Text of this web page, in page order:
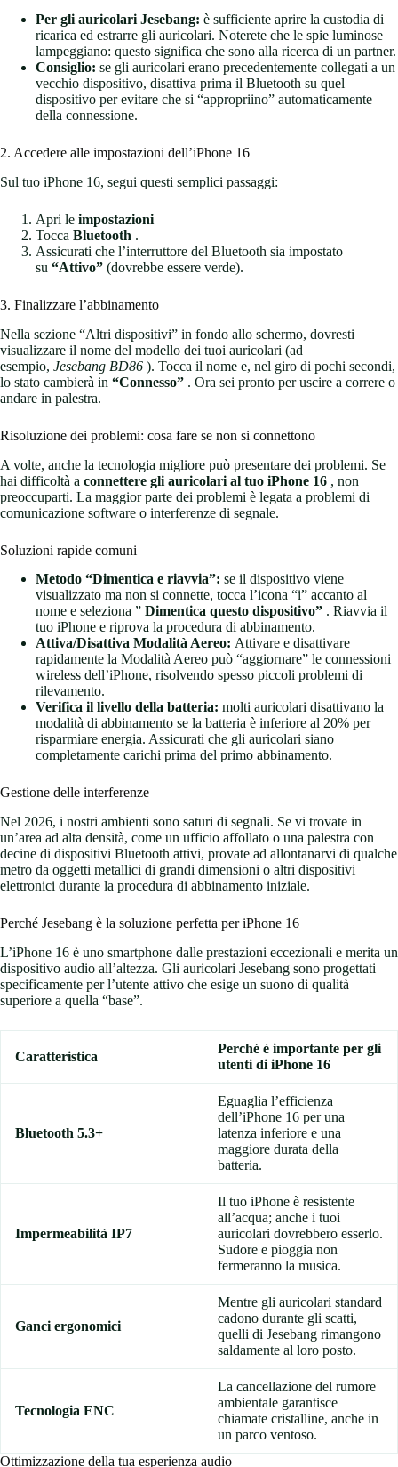
Per gli auricolari Jesebang: è sufficiente aprire la custodia di
ricarica ed estrarre gli auricolari. Noterete che le spie luminose
lampeggiano: questo significa che sono alla ricerca di un partner.
Consiglio: se gli auricolari erano precedentemente collegati a un
vecchio dispositivo, disattiva prima il Bluetooth su quel
dispositivo per evitare che si “appropriino” automaticamente
della connessione.
2. Accedere alle impostazioni dell’iPhone 16
Sul tuo iPhone 16, segui questi semplici passaggi:
Apri le impostazioni
Tocca Bluetooth .
Assicurati che l’interruttore del Bluetooth sia impostato
su “Attivo” (dovrebbe essere verde).
3. Finalizzare l’abbinamento
Nella sezione “Altri dispositivi” in fondo allo schermo, dovresti
visualizzare il nome del modello dei tuoi auricolari (ad
esempio, Jesebang BD86 ). Tocca il nome e, nel giro di pochi secondi,
lo stato cambierà in “Connesso” . Ora sei pronto per uscire a correre o
andare in palestra.
Risoluzione dei problemi: cosa fare se non si connettono
A volte, anche la tecnologia migliore può presentare dei problemi. Se
hai difficoltà a connettere gli auricolari al tuo iPhone 16 , non
preoccuparti. La maggior parte dei problemi è legata a problemi di
comunicazione software o interferenze di segnale.
Soluzioni rapide comuni
Metodo “Dimentica e riavvia”: se il dispositivo viene
visualizzato ma non si connette, tocca l’icona “i” accanto al
nome e seleziona ” Dimentica questo dispositivo” . Riavvia il
tuo iPhone e riprova la procedura di abbinamento.
Attiva/Disattiva Modalità Aereo: Attivare e disattivare
rapidamente la Modalità Aereo può “aggiornare” le connessioni
wireless dell’iPhone, risolvendo spesso piccoli problemi di
rilevamento.
Verifica il livello della batteria: molti auricolari disattivano la
modalità di abbinamento se la batteria è inferiore al 20% per
risparmiare energia. Assicurati che gli auricolari siano
completamente carichi prima del primo abbinamento.
Gestione delle interferenze
Nel 2026, i nostri ambienti sono saturi di segnali. Se vi trovate in
un’area ad alta densità, come un ufficio affollato o una palestra con
decine di dispositivi Bluetooth attivi, provate ad allontanarvi di qualche
metro da oggetti metallici di grandi dimensioni o altri dispositivi
elettronici durante la procedura di abbinamento iniziale.
Perché Jesebang è la soluzione perfetta per iPhone 16
L’iPhone 16 è uno smartphone dalle prestazioni eccezionali e merita un
dispositivo audio all’altezza. Gli auricolari Jesebang sono progettati
specificamente per l’utente attivo che esige un suono di qualità
superiore a quella “base”.
Caratteristica
Perché è importante per gli
utenti di iPhone 16
Bluetooth 5.3+
Eguaglia l’efficienza
dell’iPhone 16 per una
latenza inferiore e una
maggiore durata della
batteria.
Impermeabilità IP7
Il tuo iPhone è resistente
all’acqua; anche i tuoi
auricolari dovrebbero esserlo.
Sudore e pioggia non
fermeranno la musica.
Ganci ergonomici
Mentre gli auricolari standard
cadono durante gli scatti,
quelli di Jesebang rimangono
saldamente al loro posto.
Tecnologia ENC
La cancellazione del rumore
ambientale garantisce
chiamate cristalline, anche in
un parco ventoso.
Ottimizzazione della tua esperienza audio